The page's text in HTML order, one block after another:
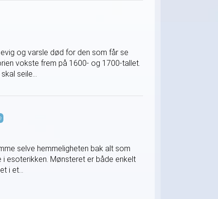
og varsle død for den som får se
vokste frem på 1600- og 1700-tallet.
seile...
selve hemmeligheten bak alt som
i esoterikken. Mønsteret er både enkelt
i et...